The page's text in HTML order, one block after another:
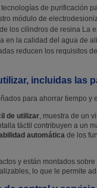
de purificación
módulo de
los cilindros de resina
en la calidad del agua de
reducen los requisitos
incluidas las
para ahorrar tiempo y
de utilizar, muestra de un
táctil contribuyen a un
automática de los
y están montados
lo que le permite